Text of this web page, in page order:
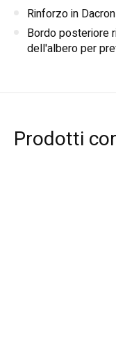
Rinforzo in
Bordo posteriore
dell'albero per
Prodotti